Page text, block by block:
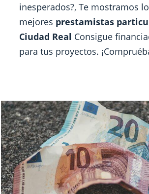
inesperados?, Te mostramos
mejores prestamistas
Ciudad Real Consigue
para tus proyectos.